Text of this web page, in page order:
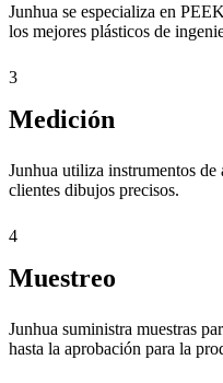
Junhua se especializa en
los mejores plásticos de
3
Medición
Junhua utiliza instrumentos
clientes dibujos precisos.
4
Muestreo
Junhua suministra muestras
hasta la aprobación para la